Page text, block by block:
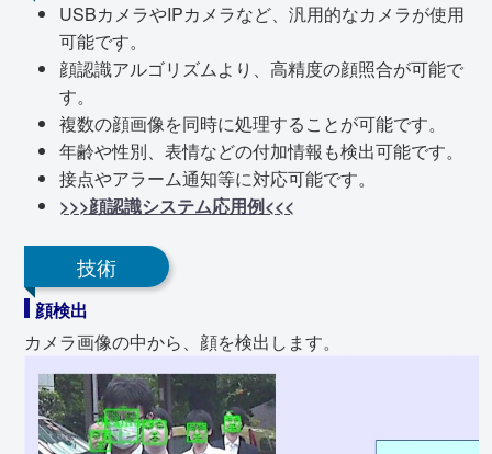
USBカメラやIPカメラなど、汎用的なカメラが使用
可能です。
顔認識アルゴリズムより、高精度の顔照合が可能で
す。
複数の顔画像を同時に処理することが可能です。
年齢や性別、表情などの付加情報も検出可能です。
接点やアラーム通知等に対応可能です。
>>>顔認識システム応用例<<<
技術
顔検出
カメラ画像の中から、顔を検出します。